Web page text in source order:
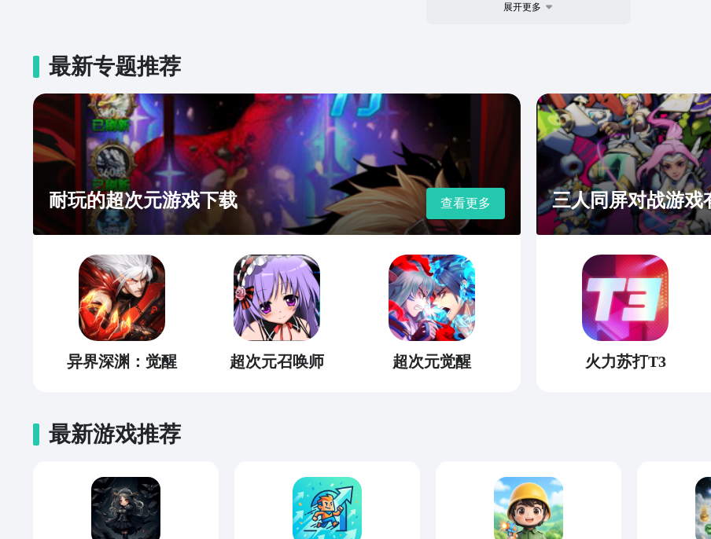
展开更多
最新专题推荐
耐玩的超次元游戏下载 查看更多
异界深渊：觉醒 超次元召唤师 超次元觉醒
三人同屏对战游戏
火力苏打T3
最新游戏推荐